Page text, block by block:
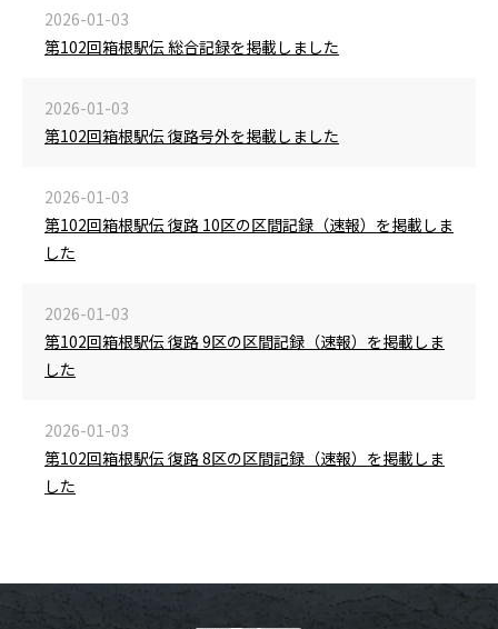
2026-01-03
第102回箱根駅伝 総合記録を掲載しました
2026-01-03
第102回箱根駅伝 復路号外を掲載しました
2026-01-03
第102回箱根駅伝 復路 10区の区間記録（速報）を掲載しま
した
2026-01-03
第102回箱根駅伝 復路 9区の区間記録（速報）を掲載しま
した
2026-01-03
第102回箱根駅伝 復路 8区の区間記録（速報）を掲載しま
した